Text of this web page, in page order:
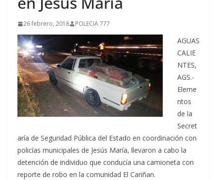
26 febrero, 2018 POLECIA 777
AGUAS
CALIE
NTES,
AGS.-
Eleme
ntos
de la
Secret
aría de Seguridad Pública del Estado en coordinación con
policías municipales de Jesús María, llevaron a cabo la
detención de individuo que conducía una camioneta con
reporte de robo en la comunidad El Cariñan.